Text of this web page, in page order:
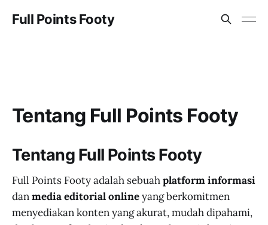
Full Points Footy
Tentang Full Points Footy
Tentang Full Points Footy
Full Points Footy adalah sebuahplatform informasi
danmedia editorial onlineyang berkomitmen
menyediakan konten yang akurat, mudah dipahami,